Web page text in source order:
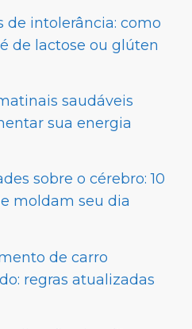
de intolerância: como
de lactose ou glúten
saudáveis
sua energia
sobre o cérebro: 10
moldam seu dia
de carro
regras atualizadas